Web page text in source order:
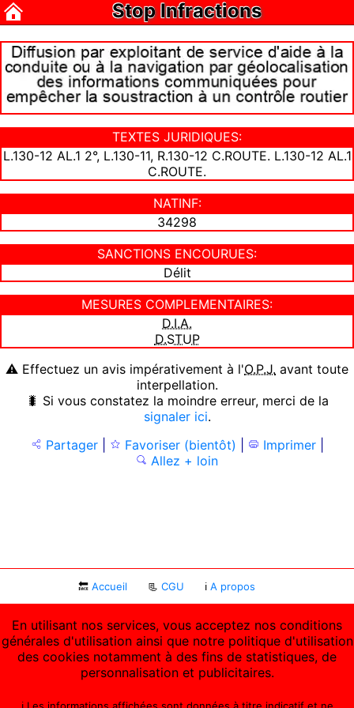
Stop Infractions
TEXTES JURIDIQUES:
L.130-12 AL.1 2°, L.130-11, R.130-12 C.ROUTE. L.130-12 AL.1
C.ROUTE.
NATINF:
34298
SANCTIONS ENCOURUES:
Délit
MESURES COMPLEMENTAIRES:
D.I.A.
D.STUP
⚠ Effectuez un avis impérativement à l'O.P.J. avant toute
interpellation.
🐛 Si vous constatez la moindre erreur, merci de la
signaler ici.
Partager| Favoriser (bientôt) Imprimer|
Allez + loin
🔙 Accueil 📃 CGU ℹ A propos
En utilisant nos services, vous acceptez nos conditions
générales d'utilisation ainsi que notre politique d'utilisation
des cookies notamment à des fins de statistiques, de
personnalisation et publicitaires.
ℹ️ Les informations affichées sont données à titre indicatif et ne